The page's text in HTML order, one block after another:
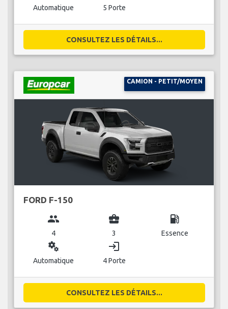
Automatique 5 Porte
CONSULTEZ LES DÉTAILS...
CAMION - PETIT/MOYEN
FORD F-150
group
4
business_center
3
local_gas_station
Essence
miscellaneous_services
Automatique
login
4 Porte
CONSULTEZ LES DÉTAILS...